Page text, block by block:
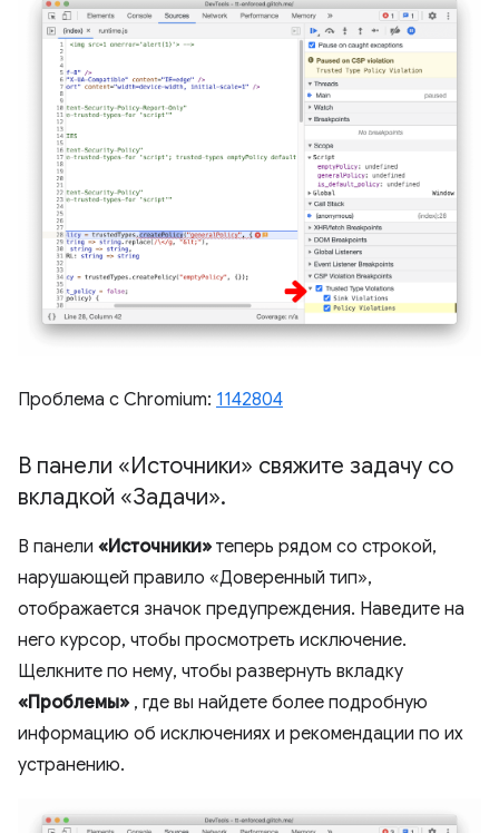
Проблема с Chromium: 1142804
В панели «Источники» свяжите задачу со
вкладкой «Задачи».
В панели «Источники» теперь рядом со строкой,
нарушающей правило «Доверенный тип»,
отображается значок предупреждения. Наведите на
него курсор, чтобы просмотреть исключение.
Щелкните по нему, чтобы развернуть вкладку
«Проблемы» , где вы найдете более подробную
информацию об исключениях и рекомендации по их
устранению.